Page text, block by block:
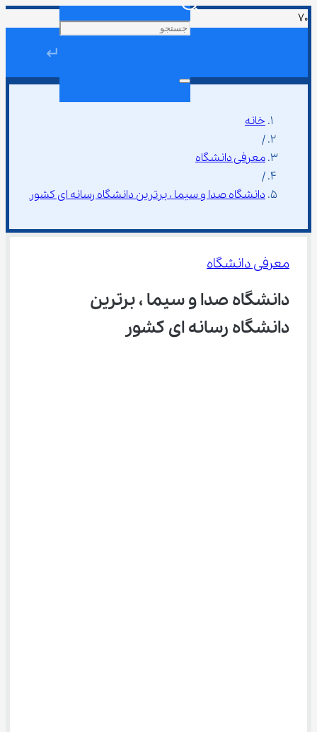
↵
خانه
/
معرفی دانشگاه
/
دانشگاه صدا و سیما ، برترین دانشگاه رسانه ای کشور
معرفی دانشگاه
دانشگاه صدا و سیما ، برترین
دانشگاه رسانه ای کشور